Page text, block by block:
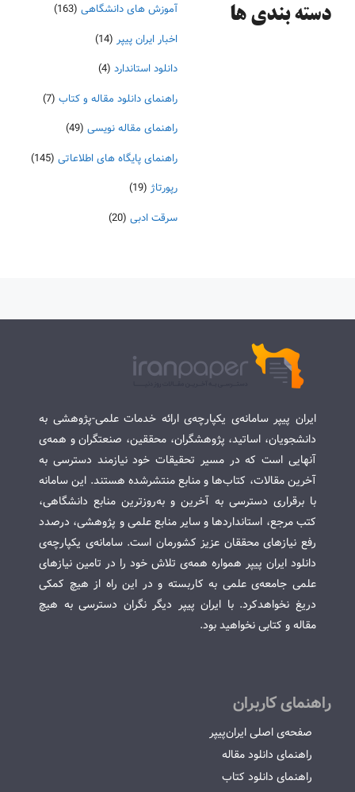
دسته‌ بندی ها آموزش های دانشگاهی (163)
اخبار ایران پیپر (14)
دانلود استاندارد (4)
راهنمای دانلود مقاله و کتاب (7)
راهنمای مقاله نویسی (49)
راهنمای پایگاه های اطلاعاتی (145)
رپورتاژ (19)
سرقت ادبی (20)
ایران پیپر سامانه‌ی یکپارچه‌ی ارائه خدمات علمی-پژوهشی به
دانشجویان، اساتید، پژوهشگران، محققین، صنعتگران و همه‌ی
آنهایی است که در مسیر تحقیقات خود نیازمند دسترسی به
آخرین مقالات، کتاب‌ها و منابع منتشرشده هستند. این سامانه
با برقراری دسترسی به آخرین و به‌روزترین منابع دانشگاهی،
کتب مرجع، استانداردها و سایر منابع علمی و پژوهشی، درصدد
رفع نیازهای محققان عزیز کشورمان است. سامانه‌ی یکپارچه‌ی
دانلود ایران پیپر همواره همه‌ی تلاش خود را در تامین نیازهای
علمی جامعه‌ی علمی به کاربسته و در این راه از هیچ کمکی
دریغ نخواهدکرد. با ایران پیپر دیگر نگران دسترسی به هیچ
مقاله و کتابی نخواهید بود.
راهنمای کاربران
صفحه‌ی اصلی ایران‌پیپر
راهنمای دانلود مقاله
راهنمای دانلود کتاب